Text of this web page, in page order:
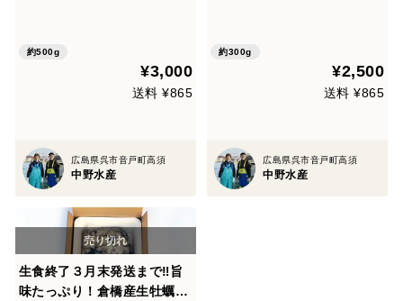
約500g
¥3,000
送料 ¥865
広島県呉市音戸町高須
中野水産
約300g
¥2,500
送料 ¥865
広島県呉市音戸町高須
中野水産
生食終了３月末発送まで‼旨
味たっぷり！倉橋産生牡蠣む